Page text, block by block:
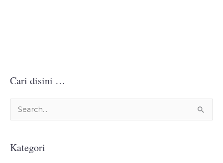
Cari disini …
iKategori